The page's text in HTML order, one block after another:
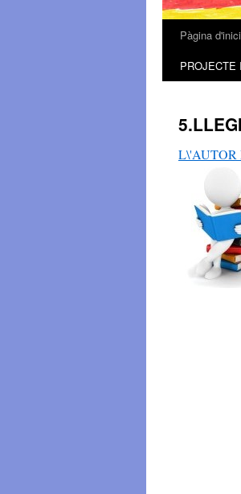
VésPàgina d'inici
PROJECTE
L\'AUTOR